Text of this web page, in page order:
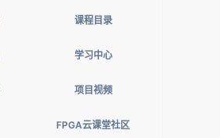
课程目录
学习中心
项目视频
FPGA云课堂社区